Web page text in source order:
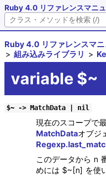
Ruby 4.0 リファレンスマニ
Ruby 4.0 リファレンスマ
組み込みライブラリ
variable $~
$~ -> MatchData | nil
現在のスコープで
MatchDataオブジ
このデータから n
めには $~[n] を使